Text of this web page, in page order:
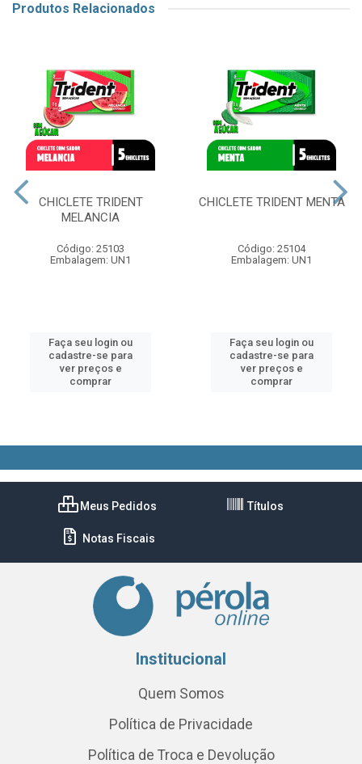
Produtos Relacionados
CHICLETE TRIDENT
MELANCIA
Código: 25103
Embalagem: UN1
Faça seu login ou
cadastre-se para
ver preços e
comprar
CHICLETE TRIDENT MENTA
Código: 25104
Embalagem: UN1
Faça seu login ou
cadastre-se para
ver preços e
comprar
Meus Pedidos Títulos
Notas Fiscais
Institucional
Quem Somos
Política de Privacidade
Política de Troca e Devolução